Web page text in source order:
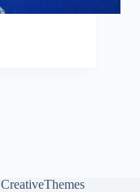
CreativeThemes